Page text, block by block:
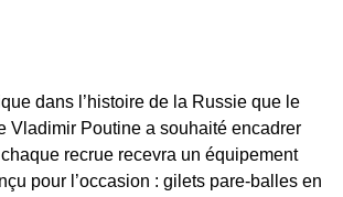
dans l’histoire de la Russie que le
Vladimir Poutine a souhaité encadrer
recrue recevra un équipement
pour l’occasion : gilets pare-balles en